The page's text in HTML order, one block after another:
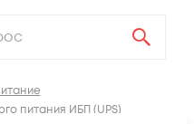
питания ИБП (UPS)